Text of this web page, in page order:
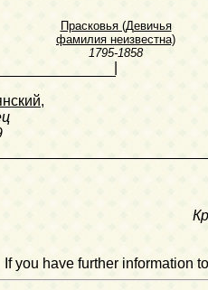
Прасковья (Девичья
фамилия неизвестна)
1795-1858
,
If you have further information